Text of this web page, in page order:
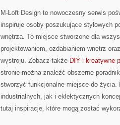
M-Loft Design to nowoczesny serwis
inspiruje osoby poszukujące stylowych
wnętrza. To miejsce stworzone dla
projektowaniem, ozdabianiem wnętrz
wystroju. Zobacz także DIY i kreatywne
stronie można znaleźć obszerne
stworzyć funkcjonalne miejsce do życia.
industrialnych, jak i eklektycznych
tutaj inspiracje, które mogą zostać